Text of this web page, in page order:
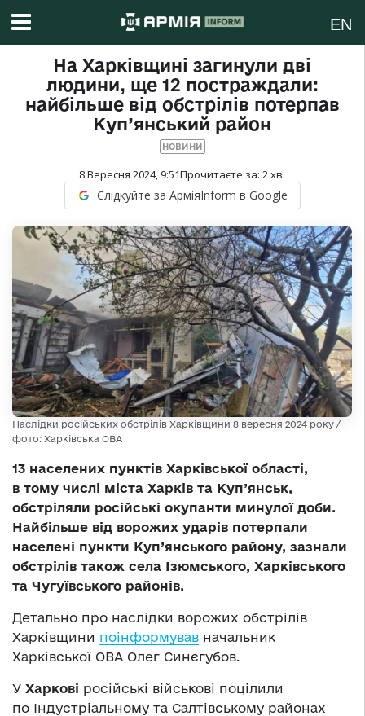
EN
На Харківщині загинули дві
людини, ще 12 постраждали:
найбільше від обстрілів потерпав
Куп’янський район
НОВИНИ
8 Вересня 2024, 9:51Прочитаєте за: 2хв.
Слідкуйте за АрміяInform в Google
Наслідки російських обстрілів Харківщини 8 вересня 2024 року /
фото: Харківська ОВА
13 населених пунктів Харківської області,
в тому числі міста Харків та Куп’янськ,
обстріляли російські окупанти минулої доби.
Найбільше від ворожих ударів потерпали
населені пункти Куп’янського району, зазнали
обстрілів також села Ізюмського, Харківського
та Чугуївського районів.
Детально про наслідки ворожих обстрілів
Харківщини поінформував начальник
Харківської ОВА Олег Синєгубов.
У Харкові російські військові поцілили
по Індустріальному та Салтівському районах